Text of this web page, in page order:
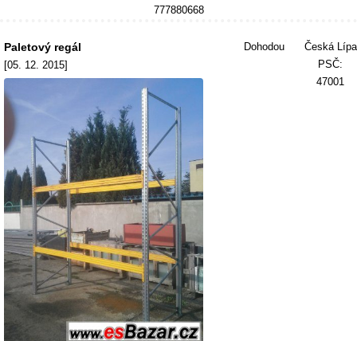
777880668
Paletový regál
[05. 12. 2015]
Dohodou
Česká Lípa
PSČ:
47001